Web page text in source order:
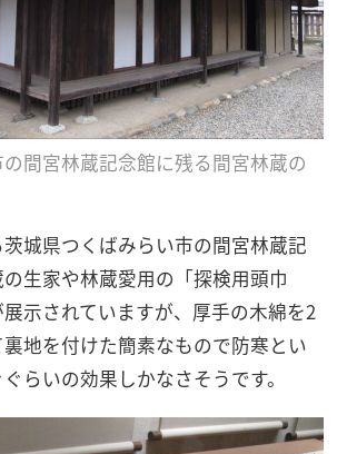
間宮林蔵記念館に残る間宮林蔵の
城県つくばみらい市の間宮林蔵記
生家や林蔵愛用の「探検用頭巾
展示されていますが、厚手の木綿を2
地を付けた簡素なもので防寒とい
らいの効果しかなさそうです。